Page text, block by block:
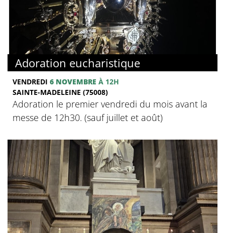
Adoration eucharistique
VENDREDI 6 NOVEMBRE À 12H
SAINTE-MADELEINE (75008)
Adoration le premier vendredi du mois avant la
messe de 12h30. (sauf juillet et août)